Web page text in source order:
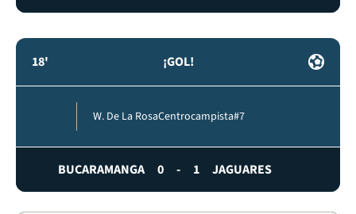
18' ¡GOL!
W. De La RosaCentrocampista#7
BUCARAMANGA 0 - 1 JAGUARES